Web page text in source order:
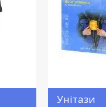
Унітази